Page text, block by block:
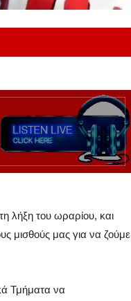
λήξη του ωραρίου, και
μισθούς μας για να ζούμε
Τμήματα να